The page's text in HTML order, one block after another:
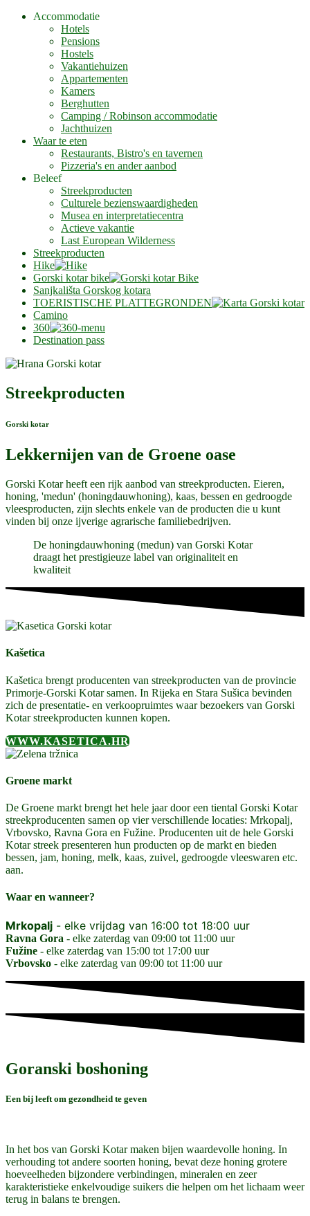
Accommodatie
Hotels
Pensions
Hostels
Vakantiehuizen
Appartementen
Kamers
Berghutten
Camping / Robinson accommodatie
Jachthuizen
Waar te eten
Restaurants, Bistro's en tavernen
Pizzeria's en ander aanbod
Beleef
Streekproducten
Culturele bezienswaardigheden
Musea en interpretatiecentra
Actieve vakantie
Last European Wilderness
Streekproducten
Hike
Gorski kotar bike
Sanjkališta Gorskog kotara
TOERISTISCHE PLATTEGRONDEN
Camino
360
Destination pass
Streekproducten
Gorski kotar
Lekkernijen van de Groene oase
Gorski Kotar heeft een rijk aanbod van streekproducten. Eieren,
honing, 'medun' (honingdauwhoning), kaas, bessen en gedroogde
vleesproducten, zijn slechts enkele van de producten die u kunt
vinden bij onze ijverige agrarische familiebedrijven.
De honingdauwhoning (medun) van Gorski Kotar
draagt ​​het prestigieuze label van originaliteit en
kwaliteit
Kašetica
Kašetica brengt producenten van streekproducten van de provincie
Primorje-Gorski Kotar samen. In Rijeka en Stara Sušica bevinden
zich de presentatie- en verkoopruimtes waar bezoekers van Gorski
Kotar streekproducten kunnen kopen.
WWW.KASETICA.HR
Groene markt
De Groene markt brengt het hele jaar door een tiental Gorski Kotar
streekproducenten samen op vier verschillende locaties: Mrkopalj,
Vrbovsko, Ravna Gora en Fužine. Producenten uit de hele Gorski
Kotar streek presenteren hun producten op de markt en bieden
bessen, jam, honing, melk, kaas, zuivel, gedroogde vleeswaren etc.
aan.
Waar en wanneer?
Mrkopalj - elke vrijdag van 16:00 tot 18:00 uur
Ravna Gora - elke zaterdag van 09:00 tot 11:00 uur
Fužine - elke zaterdag van 15:00 tot 17:00 uur
Vrbovsko - elke zaterdag van 09:00 tot 11:00 uur
Goranski boshoning
Een bij leeft om gezondheid te geven
In het bos van Gorski Kotar maken bijen waardevolle honing. In
verhouding tot andere soorten honing, bevat deze honing grotere
hoeveelheden bijzondere verbindingen, mineralen en zeer
karakteristieke enkelvoudige suikers die helpen om het lichaam weer
terug in balans te brengen.